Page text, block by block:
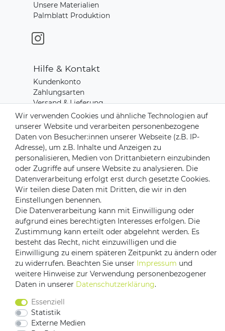
Unsere Materialien
Palmblatt Produktion
Hilfe & Kontakt
Kundenkonto
Zahlungsarten
Versand & Lieferung
Rücksendungen
Kontakt zu uns
Zahlungsanbieter
Versandpartner
Barrierefreiheitserklärung
Wir verwenden Cookies und ähnliche Technologien auf
unserer Website und verarbeiten personenbezogene
Daten von Besucher:innen unserer Webseite (z.B. IP-
Adresse), um z.B. Inhalte und Anzeigen zu
personalisieren, Medien von Drittanbietern einzubinden
oder Zugriffe auf unsere Website zu analysieren. Die
Datenverarbeitung erfolgt erst durch gesetzte Cookies.
Wir teilen diese Daten mit Dritten, die wir in den
Einstellungen benennen.
Die Datenverarbeitung kann mit Einwilligung oder
aufgrund eines berechtigten Interesses erfolgen. Die
Zustimmung kann erteilt oder abgelehnt werden. Es
besteht das Recht, nicht einzuwilligen und die
Einwilligung zu einem späteren Zeitpunkt zu ändern oder
zu widerrufen. Beachten Sie unser Impressum und
weitere Hinweise zur Verwendung personenbezogener
Daten in unserer Daten­schutz­erklärung.
Essenziell
Statistik
Externe Medien